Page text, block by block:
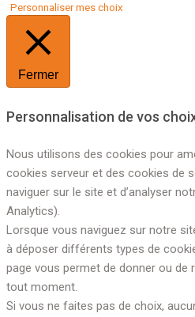
Personnaliser mes choix
Fermer
Personnalisation de vos
Nous utilisons des cookies pour
cookies serveur et des cookies de
naviguer sur le site et d’analyser
Analytics).
Lorsque vous naviguez sur notre
à déposer différents types de
page vous permet de donner ou
tout moment.
Si vous ne faites pas de choix,